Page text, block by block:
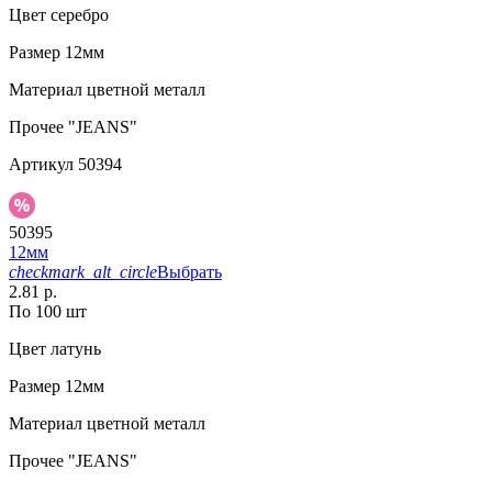
Цвет серебро
Размер 12мм
Материал цветной металл
Прочее "JEANS"
Артикул 50394
50395
12мм
checkmark_alt_circleВыбрать
2.81 р.
По 100 шт
Цвет латунь
Размер 12мм
Материал цветной металл
Прочее "JEANS"